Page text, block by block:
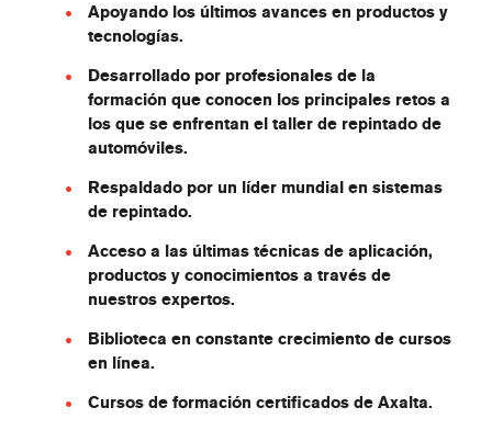
Apoyando los últimos avances en productos y
tecnologías.
Desarrollado por profesionales de la
formación que conocen los principales retos a
los que se enfrentan el taller de repintado de
automóviles.
Respaldado por un líder mundial en sistemas
de repintado.
Acceso a las últimas técnicas de aplicación,
productos y conocimientos a través de
nuestros expertos.
Biblioteca en constante crecimiento de cursos
en línea.
Cursos de formación certificados de Axalta.